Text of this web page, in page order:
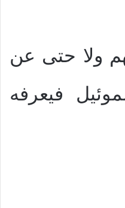
ولا حتى عن
فيعرفه